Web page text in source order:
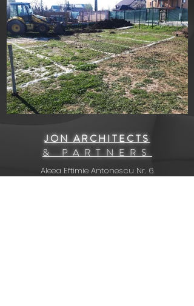
JON ARCHITECTS
& PARTNERS
Aleea Eftimie Antonescu Nr. 6